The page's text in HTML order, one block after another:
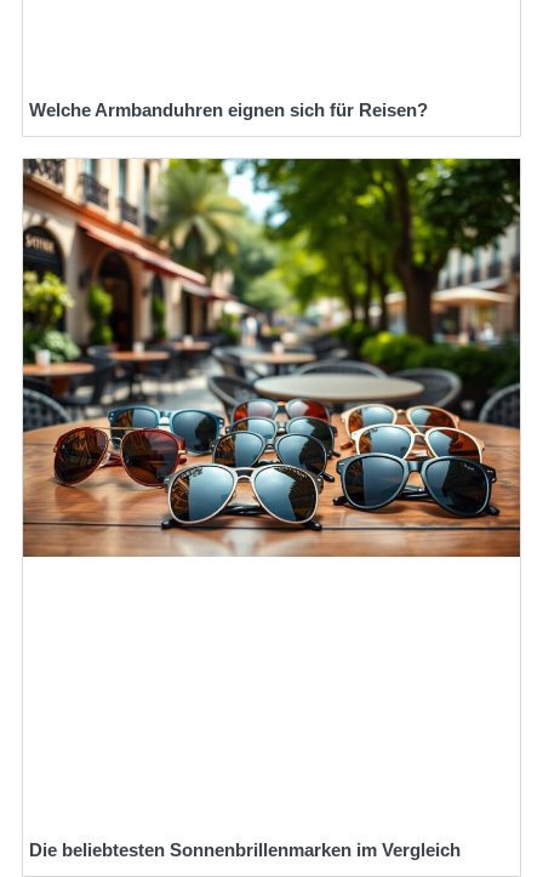
Welche Armbanduhren eignen sich für Reisen?
Die beliebtesten Sonnenbrillenmarken im Vergleich